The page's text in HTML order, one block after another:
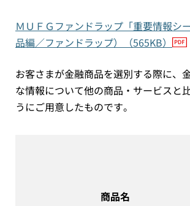
ＭＵＦＧファンドラップ「重要情報シ
品編／ファンドラップ）（565KB）
お客さまが金融商品を選別する際に、
な情報について他の商品・サービスと
うにご用意したものです。
商品名